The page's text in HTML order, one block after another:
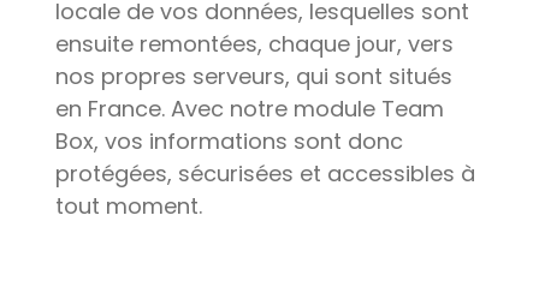
locale de vos données, lesquelles sont
ensuite remontées, chaque jour, vers
nos propres serveurs, qui sont situés
en France. Avec notre module Team
Box, vos informations sont donc
protégées, sécurisées et accessibles à
tout moment.